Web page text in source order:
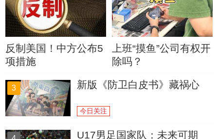
反制美国！中方公布5
项措施
上班“摸鱼”公司有权开
除吗？
3 新版《防卫白皮书》藏祸心
今日关注
U17男足国家队：未来可期